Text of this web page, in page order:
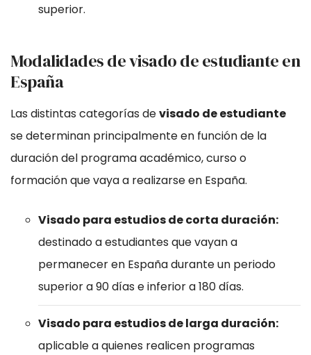
superior.
Modalidades de visado de estudiante en
España
Las distintas categorías devisado de estudiante
se determinan principalmente en función de la
duración del programa académico, curso o
formación que vaya a realizarse en España.
Visado para estudios de corta duración:
destinado a estudiantes que vayan a
permanecer en España durante un periodo
superior a 90 días e inferior a 180 días.
Visado para estudios de larga duración:
aplicable a quienes realicen programas